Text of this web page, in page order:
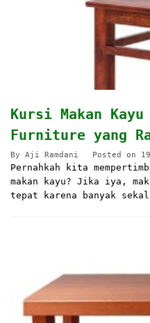
Kursi Makan
Furniture yang
By Aji Ramdani Posted on
Pernahkah kita
makan kayu? Jika iya,
tepat karena banyak